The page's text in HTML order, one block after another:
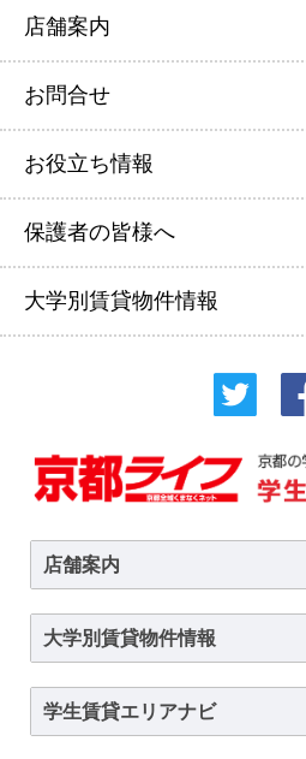
店舗案内
お問合せ
お役立ち情報
保護者の皆様へ
大学別賃貸物件情報
店舗案内
大学別賃貸物件情報
学生賃貸エリアナビ